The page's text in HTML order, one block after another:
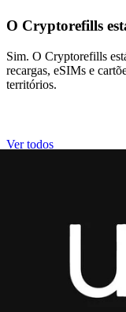
O Cryptorefills
Sim. O Cryptorefills
recargas, eSIMs e
territórios.